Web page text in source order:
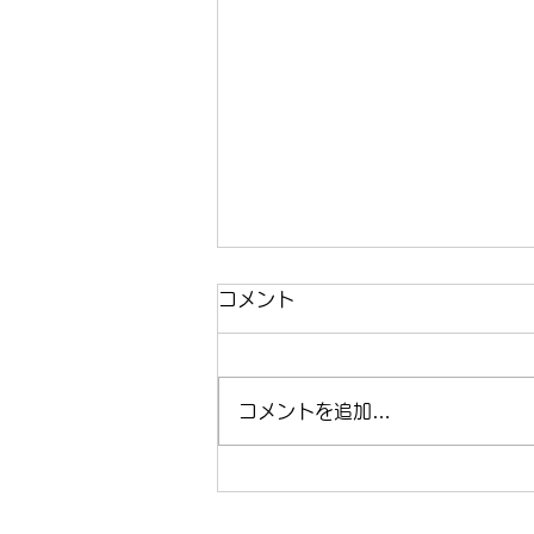
運動不足を「格闘技」で解決
コメント
コメントを追加…